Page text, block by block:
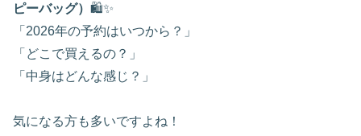
ピーバッグ） 🛍️✨
「2026年の予約はいつから？」
「どこで買えるの？」
「中身はどんな感じ？」
気になる方も多いですよね！